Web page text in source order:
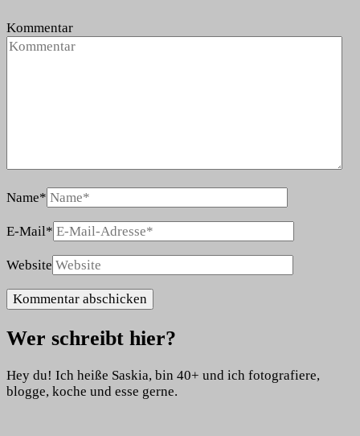
Kommentar
Name*
E-Mail*
Website
Wer schreibt hier?
Hey du! Ich heiße Saskia, bin 40+ und ich fotografiere,
blogge, koche und esse gerne.